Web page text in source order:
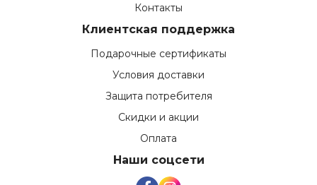
Контакты
Клиентская поддержка
Подарочные сертификаты
Условия доставки
Защита потребителя
Скидки и акции
Оплата
Наши соцсети